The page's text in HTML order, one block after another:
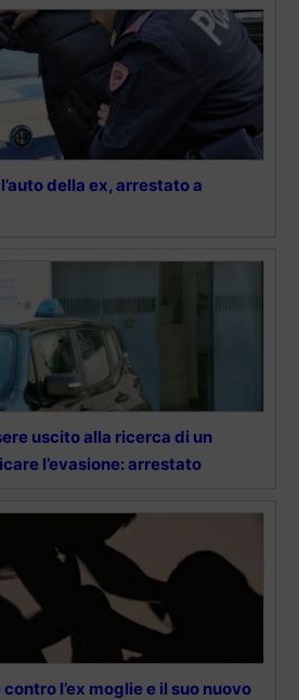
della ex, arrestato a
uscito alla ricerca di un
l’evasione: arrestato
l’ex moglie e il suo nuovo